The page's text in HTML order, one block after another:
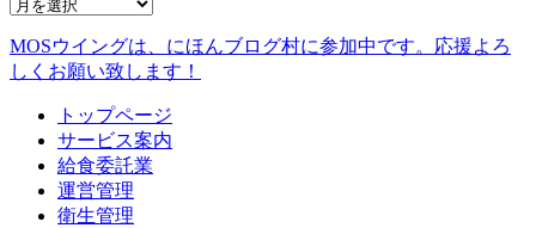
MOSウイングは、にほんブログ村に参加中です。 応援よろ
しくお願い致します！
トップページ
サービス案内
給食委託業
運営管理
衛生管理